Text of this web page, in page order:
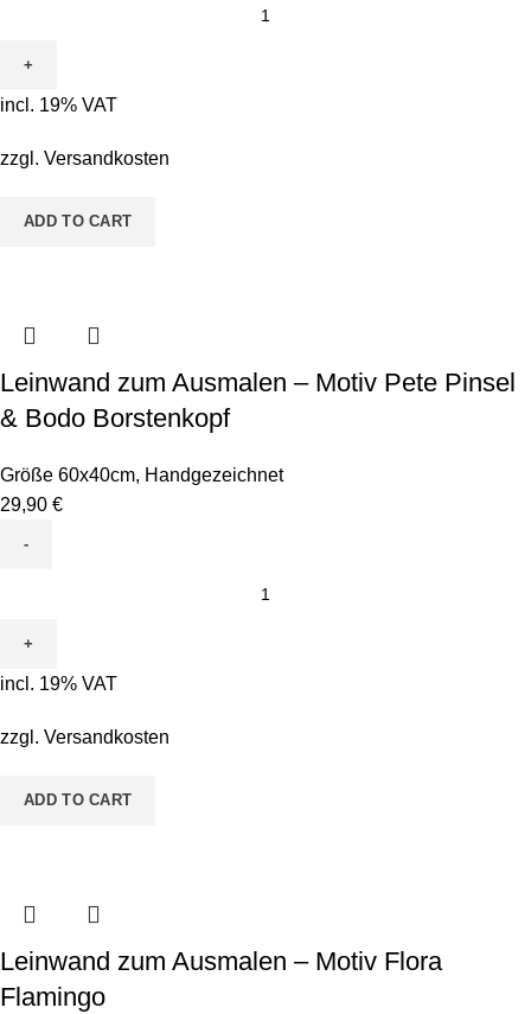
Ausmalen
-
ABC
Mädchen
incl. 19% VAT
zzgl. Versandkosten
ADD TO CART
Leinwand zum Ausmalen – Motiv Pete Pinsel
& Bodo Borstenkopf
Größe 60x40cm, Handgezeichnet
29,90 €
Ausmalen
-
Pete
incl. 19% VAT
zzgl. Versandkosten
ADD TO CART
Leinwand zum Ausmalen – Motiv Flora
Flamingo